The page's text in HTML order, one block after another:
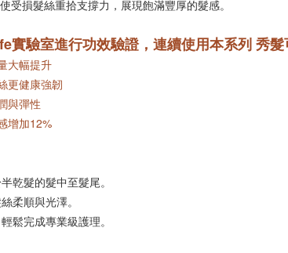
受損髮絲重拾支撐力，展現飽滿豐厚的髮感。
實驗室進行功效驗證，連續使用本系列 秀
大幅提升
更健康強韌
與彈性
增加12%
乾髮的髮中至髮尾。
柔順與光澤。
鬆完成專業級護理。